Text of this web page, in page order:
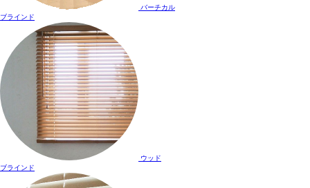
バーチカル
ブラインド
ウッド
ブラインド